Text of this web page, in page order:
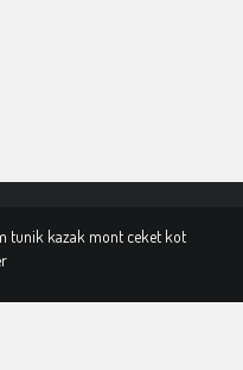
tunik kazak mont ceket kot